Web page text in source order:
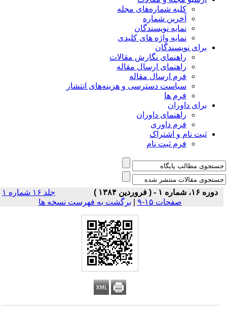
کلیه شماره‌های مجله
آخرین شماره
نمایه نویسندگان
نمایه واژه های کلیدی
برای نویسندگان
راهنمای نگارش مقالات
راهنمای ارسال مقاله
فرم ارسال مقاله
سیاست دسترسی و هزینه‌های انتشار
فرم ها
برای داوران
راهنمای داوران
فرم داوری
ثبت نام و اشتراک
فرم ثبت نام
دوره ۱۶، شماره ۱ - ( فروردين ۱۳۸۴ )
جلد ۱۶ شماره ۱
صفحات ۱۵-۹
| برگشت به فهرست نسخه ها